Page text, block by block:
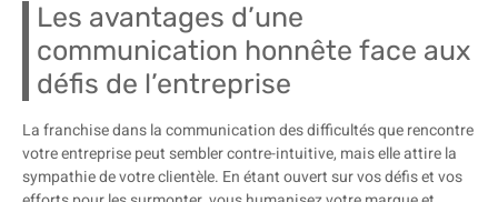
Les avantages d’une
communication honnête face aux
défis de l’entreprise
La franchise dans la communication des difficultés que rencontre
votre entreprise peut sembler contre-intuitive, mais elle attire la
sympathie de votre clientèle. En étant ouvert sur vos défis et vos